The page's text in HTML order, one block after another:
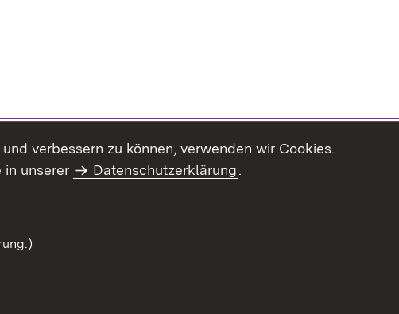
verbessern zu können, verwenden wir Cookies.
in unserer
Datenschutzerklärung.